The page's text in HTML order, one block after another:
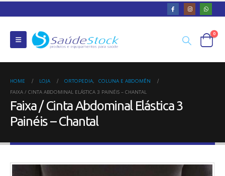
0
HOME LOJA ORTOPEDIA,
COLUNA E ABDOMÊN
FAIXA / CINTA ABDOMINAL ELÁSTICA 3 PAINÉIS – CHANTAL
Faixa / Cinta Abdominal Elástica 3
Painéis – Chantal